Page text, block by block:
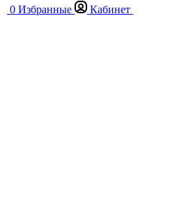
0 Избранные
Кабинет